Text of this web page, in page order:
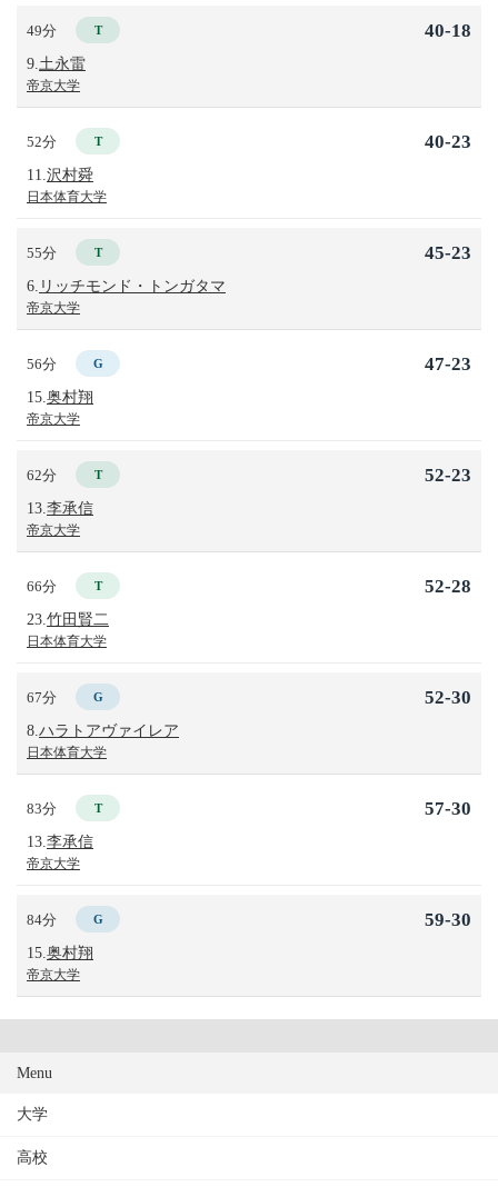
49分 T
9. 土永雷
帝京大学
40-18
52分 T
11. 沢村舜
日本体育大学
40-23
55分 T
6. リッチモンド・トンガタマ
帝京大学
45-23
56分 G
15. 奥村翔
帝京大学
47-23
62分 T
13. 李承信
帝京大学
52-23
66分 T
23. 竹田賢二
日本体育大学
52-28
67分 G
8. ハラトアヴァイレア
日本体育大学
52-30
83分 T
13. 李承信
帝京大学
57-30
84分 G
15. 奥村翔
帝京大学
59-30
Menu
大学
高校